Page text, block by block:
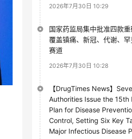
2026年7月30日 10:29
国家药监局集中批准四款重
覆盖镇痛、新冠、代谢、
赛道
2026年7月30日 10:28
【DrugTimes News】
Authorities Issue the 15th
Plan for Disease
Control, Setting Six Key
Major Infectious Disease